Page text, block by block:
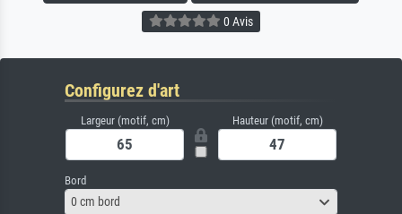
0 Avis
Configurez d'art
Largeur (motif, cm) Hauteur (motif, cm)
Bord
0 cm bord